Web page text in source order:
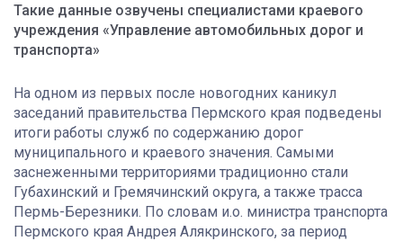
Такие данные озвучены специалистами краевого
учреждения «Управление автомобильных дорог и
транспорта»
На одном из первых после новогодних каникул
заседаний правительства Пермского края подведены
итоги работы служб по содержанию дорог
муниципального и краевого значения. Самыми
заснеженными территориями традиционно стали
Губахинский и Гремячинский округа, а также трасса
Пермь-Березники. По словам и.о. министра транспорта
Пермского края Андрея Алякринского, за период